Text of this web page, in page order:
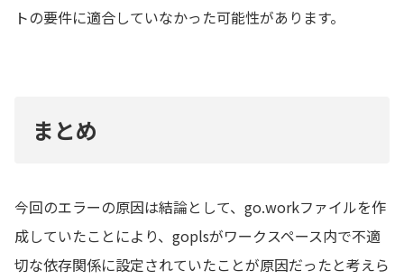
トの要件に適合していなかった可能性があります。
まとめ
今回のエラーの原因は結論として、go.workファイルを作
成していたことにより、goplsがワークスペース内で不適
切な依存関係に設定されていたことが原因だったと考えら